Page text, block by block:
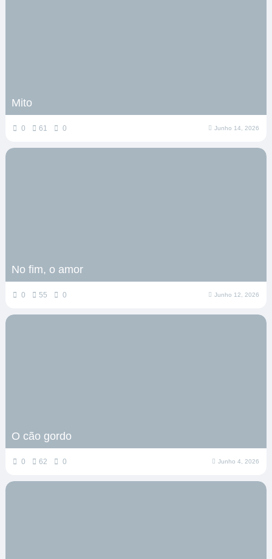
Mito
0 61 0 Junho 14, 2026
No fim, o amor
0 55 0 Junho 12, 2026
O cão gordo
0 62 0 Junho 4, 2026